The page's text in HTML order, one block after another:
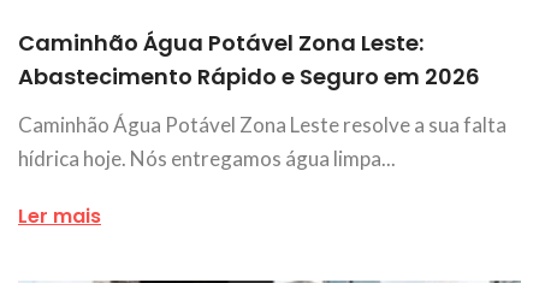
Caminhão Água Potável Zona Leste:
Abastecimento Rápido e Seguro em 2026
Caminhão Água Potável Zona Leste resolve a sua falta
hídrica hoje. Nós entregamos água limpa...
Ler mais